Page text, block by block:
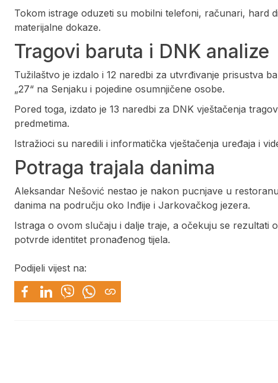
Tokom istrage oduzeti su mobilni telefoni, računari, hard
materijalne dokaze.
Tragovi baruta i DNK analize
Tužilaštvo je izdalo i 12 naredbi za utvrđivanje prisustva
„27“ na Senjaku i pojedine osumnjičene osobe.
Pored toga, izdato je 13 naredbi za DNK vještačenja
predmetima.
Istražioci su naredili i informatička vještačenja uređaja i
Potraga trajala danima
Aleksandar Nešović nestao je nakon pucnjave u
danima na području oko Inđije i Jarkovačkog jezera.
Istraga o ovom slučaju i dalje traje, a očekuju se rezultati
potvrde identitet pronađenog tijela.
Podijeli vijest na: